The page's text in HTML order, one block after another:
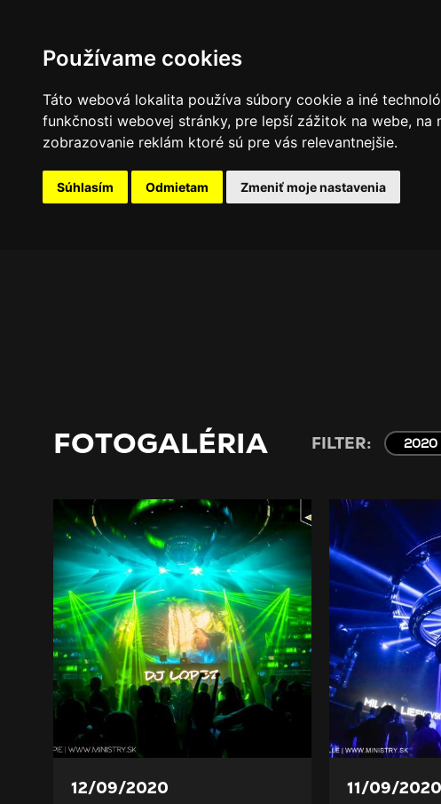
Používame cookies
Táto webová lokalita používa súbory cookie a iné
funkčnosti webovej stránky, pre lepší zážitok na webe, na
zobrazovanie reklám ktoré sú pre vás relevantnejšie.
Súhlasím Odmietam Zmeniť moje nastavenia
FOTOGALÉRIA FILTER: 2020
12/09/2020 11/09/2020